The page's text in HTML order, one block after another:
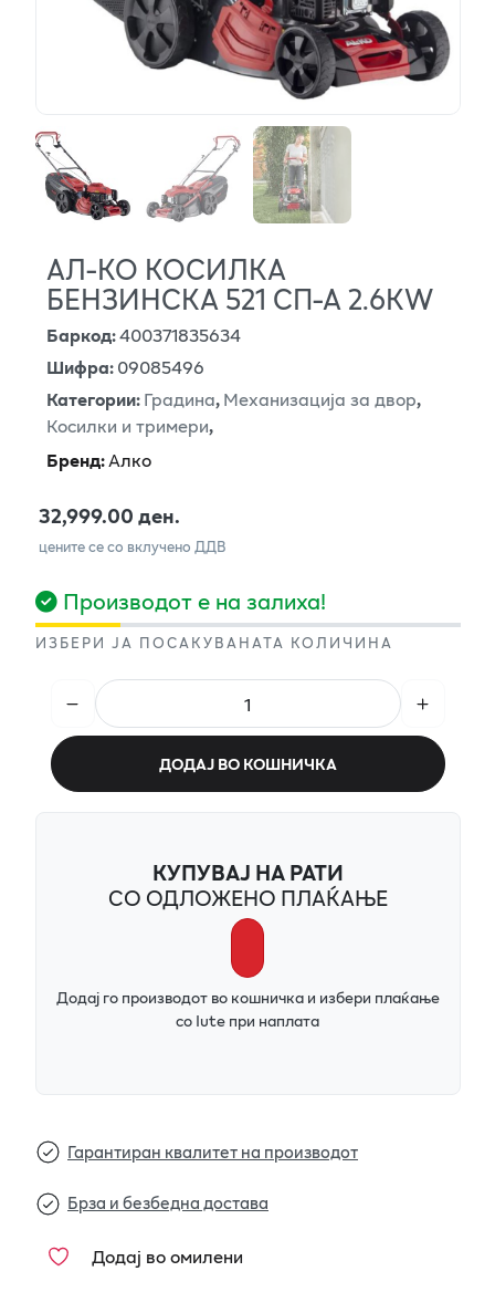
АЛ-КО КОСИЛКА
БЕНЗИНСКА 521 СП-А 2.6KW
Баркод:400371835634
Шифра:09085496
Категории:Градина,Механизација за двор,
Косилки и тримери,
Бренд:Алко
32,999.00 ден.
цените се со вклучено ДДВ
Производот е на залиха!
ИЗБЕРИ ЈА ПОСАКУВАНАТА КОЛИЧИНА
ДОДАЈ ВО КОШНИЧКА
КУПУВАЈ НА РАТИ
СО ОДЛОЖЕНО ПЛАЌАЊЕ
Додај го производот во кошничка и избери плаќање
со Iute при наплата
Гарантиран квалитет на производот
Брза и безбедна достава
Додај во омилени